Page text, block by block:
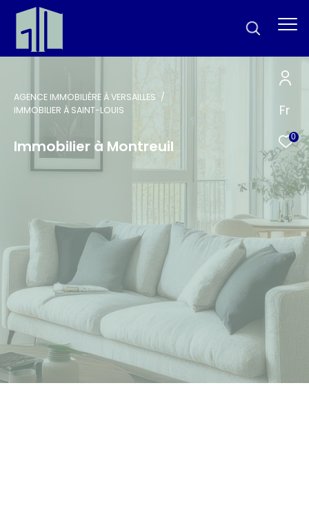
Fr
0
AGENCE IMMOBILIÈRE À VERSAILLES
IMMOBILIER À SAINT-LOUIS
Immobilier à Montreuil